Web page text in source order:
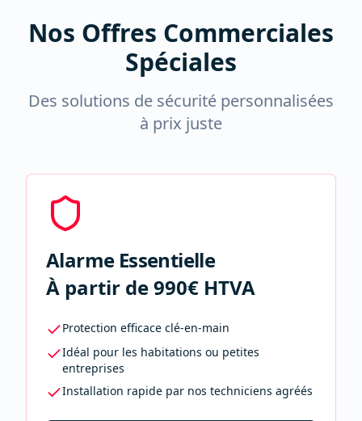
Nos Offres Commerciales
Spéciales
Des solutions de sécurité personnalisées
à prix juste
Alarme Essentielle
À partir de 990€ HTVA
Protection efficace clé-en-main
Idéal pour les habitations ou petites
entreprises
Installation rapide par nos techniciens agréés